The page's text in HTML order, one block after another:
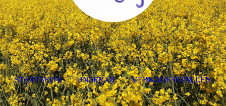
STARTSEITE UNSER ÖL VERKAUFSSTELLEN